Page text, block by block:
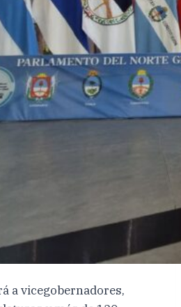
a vicegobernadores,